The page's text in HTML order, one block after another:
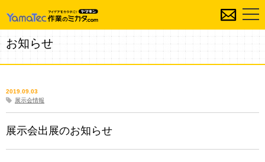
お知らせ
2019.09.03
展示会情報
展示会出展のお知らせ